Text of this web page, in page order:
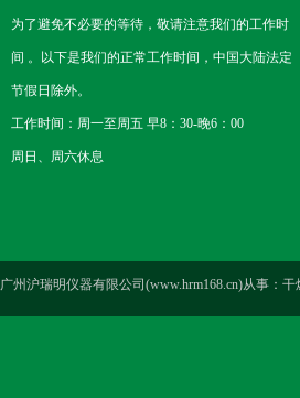
为了避免不必要的等待，敬请注意我们的工作时
间 。以下是我们的正常工作时间，中国大陆法定
节假日除外。
工作时间：周一至周五 早8：30-晚6：00
周日、周六休息
广州沪瑞明仪器有限公司(www.hrm168.cn)从事：